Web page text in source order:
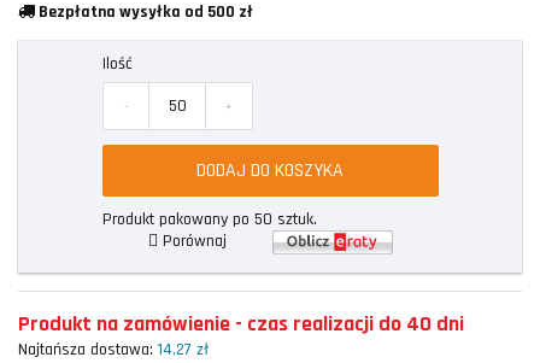
Bezpłatna wysyłka od 500 zł
Ilość
- +
DODAJ DO KOSZYKA
Produkt pakowany po 50 sztuk.
Porównaj
Produkt na zamówienie - czas realizacji do 40 dni
Najtańsza dostawa: 14,27 zł